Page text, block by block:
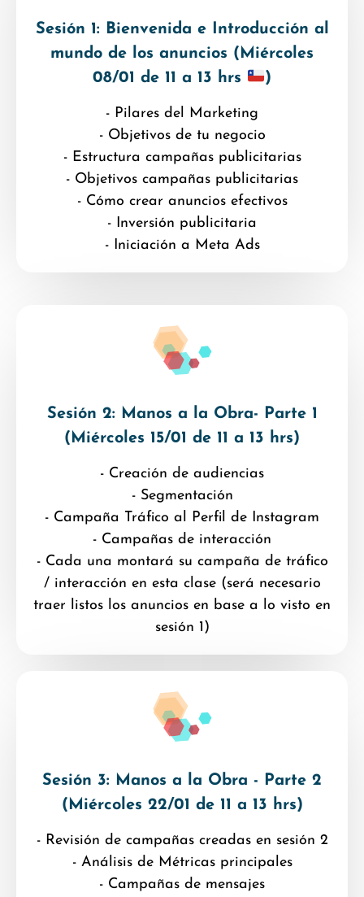
Sesión 1: Bienvenida e Introducción al
mundo de los anuncios (Miércoles
08/01 de 11 a 13 hrs
)
- Pilares del Marketing
- Objetivos de tu negocio
- Estructura campañas publicitarias
- Objetivos campañas publicitarias
- Cómo crear anuncios efectivos
- Inversión publicitaria
- Iniciación a Meta Ads
Sesión 2: Manos a la Obra- Parte 1
(Miércoles 15/01 de 11 a 13 hrs)
- Creación de audiencias
- Segmentación
- Campaña Tráfico al Perfil de Instagram
- Campañas de interacción
- Cada una montará su campaña de tráfico
/ interacción en esta clase (será necesario
traer listos los anuncios en base a lo visto en
sesión 1)
Sesión 3: Manos a la Obra - Parte 2
(Miércoles 22/01 de 11 a 13 hrs)
- Revisión de campañas creadas en sesión 2
- Análisis de Métricas principales
- Campañas de mensajes